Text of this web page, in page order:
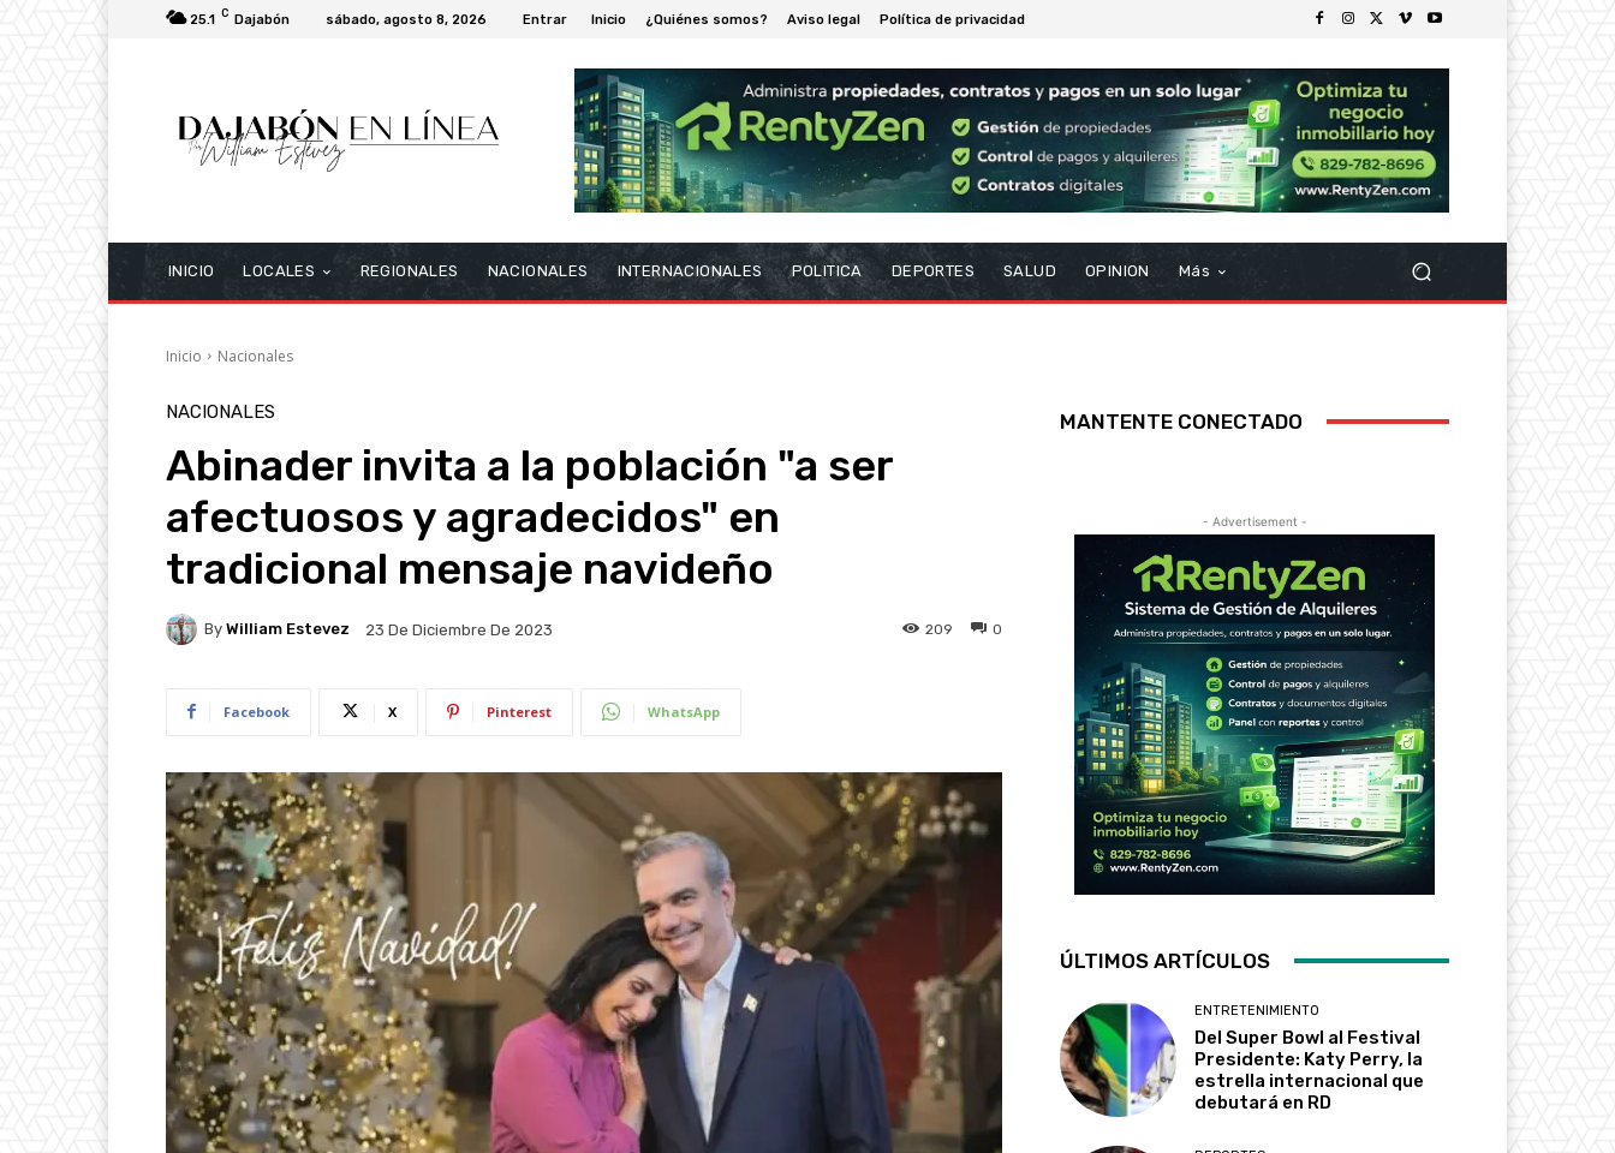
25.1 C Dajabón sábado, agosto 8, 2026 Entrar Inicio ¿Quiénes somos? Aviso legal Política de privacidad
INICIO LOCALES REGIONALES NACIONALES INTERNACIONALES POLITICA DEPORTES SALUD OPINION Más
Inicio Nacionales
NACIONALES
Abinader invita a la población "a ser
afectuosos y agradecidos" en
tradicional mensaje navideño
By William Estevez 23 De Diciembre De 2023 0
209
Facebook X Pinterest WhatsApp
MANTENTE CONECTADO
- Advertisement -
ÚLTIMOS ARTÍCULOS
ENTRETENIMIENTO
Del Super Bowl al Festival
Presidente: Katy Perry, la
estrella internacional que
debutará en RD